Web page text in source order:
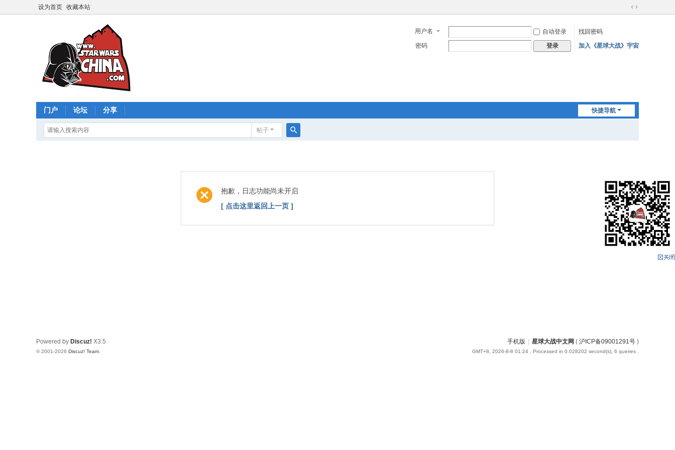
设为首页 收藏本站
切
宽
用户名 自动登录
找回密码
密码
登录 加入《星球大战》宇宙
快捷导航
门户 论坛 分享
帖子
抱歉，日志功能尚未开启
[ 点击这里返回上一页 ]
手机版 星球大战中文网 ( 沪ICP备09001291号 )
GMT+8, 2026-8-8 01:24 , Processed in 0.028202 second(s), 6 queries .
Powered by Discuz! X3.5
© 2001-2026 Discuz! Team